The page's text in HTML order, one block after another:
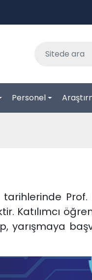
Personel
Prof.
Katılımcı
yarışmaya